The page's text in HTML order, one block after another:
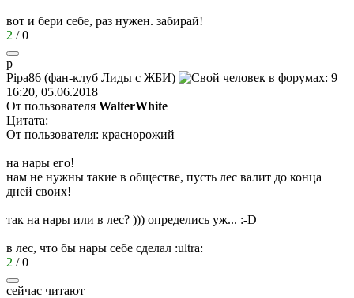
вот и бери себе, раз нужен. забирай!
2 /0
p
Pipa86 (фан-клуб Лиды с ЖБИ)
16:20, 05.06.2018
От пользователя WalterWhite
Цитата:
От пользователя: краснорожий
на нары его!
нам не нужны такие в обществе, пусть лес валит до конца
дней своих!
так на нары или в лес? ))) определись уж... :-D
в лес, что бы нары себе сделал :ultra:
2 /0
сейчас читают